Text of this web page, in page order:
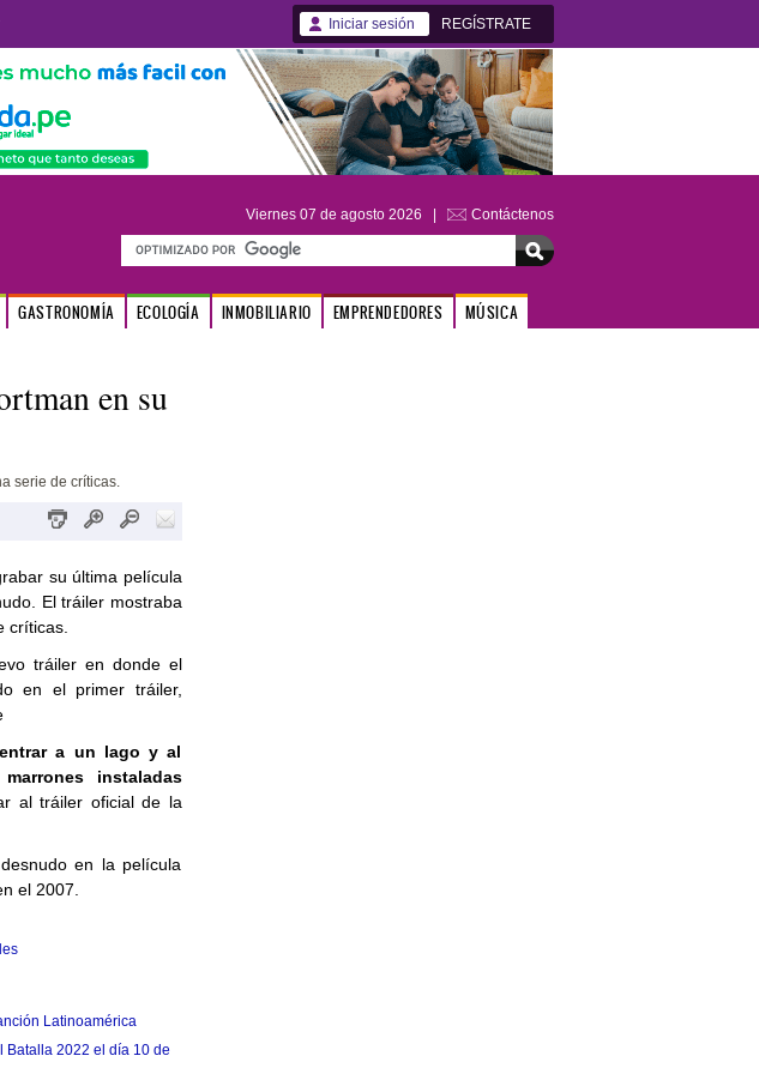
Iniciar sesión REGÍSTRATE
Viernes 07 de agosto 2026 | Contáctenos
GASTRONOMÍA ECOLOGÍA INMOBILIARIO EMPRENDEDORES MÚSICA
en su
serie de críticas.
su última película
El tráiler mostraba
críticas.
tráiler en donde el
en el primer tráiler,
a un lago y al
instaladas
al tráiler oficial de la
en la película
el 2007.
Latinoamérica
Batalla 2022 el día 10 de